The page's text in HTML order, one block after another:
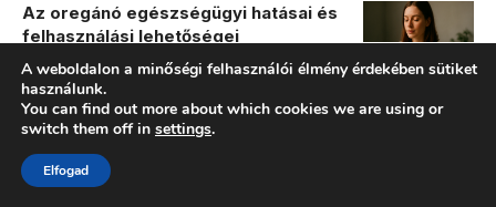
Az oregánó egészségügyi hatásai és
felhasználási lehetőségei
ByEgészség-Pont
A weboldalon a minőségi felhasználói élmény érdekében sütiket
használunk.
You can find out more about which cookies we are using or
switch them off in settings.
Elfogad